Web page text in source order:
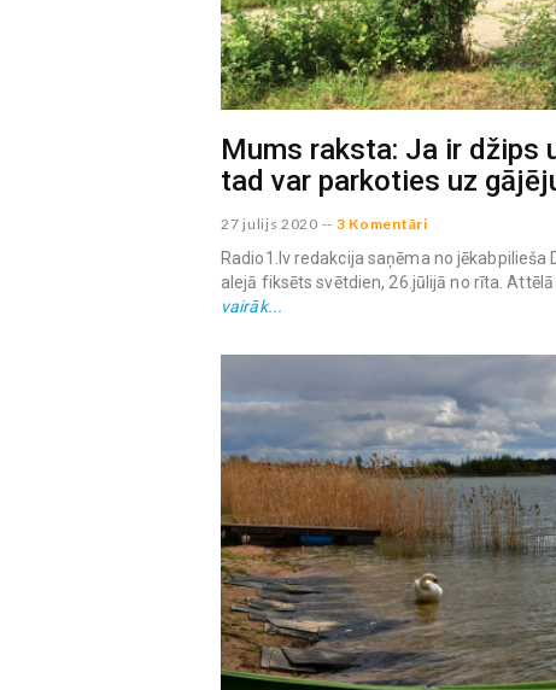
Mums raksta: Ja ir džips
tad var parkoties uz
27 julijs 2020 -- 3 Komentāri
Radio1.lv redakcija saņēma no
alejā fiksēts svētdien, 26.jūlijā no rīta. Attēlā
vairāk...